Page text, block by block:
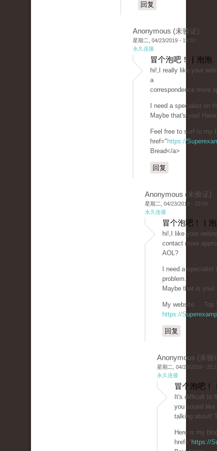
回复
Anonymous (未验证)
星期二, 04/23/2019 - 19:37
永久连接
冒个泡吧！ | 泡泡
hi!,I really like your
a
correspondence more
I need a specialist on
Maybe that's you!
Feel free to surf to my
href=" https://
Bread</a>
回复
Anonymous (未验证)
星期二, 04/23/2019 - 20:04
永久连接
冒个泡吧！ |
hi!,I like your
contact more
AOL?
I need a
problem.
Maybe that is you!
My website ... Top
https://
回复
Anonymous (未验
星期二, 04/23/2019 -
永久连接
冒个泡吧！
It's difficult to
you sound like
talking about!
Here is my
href=" https://